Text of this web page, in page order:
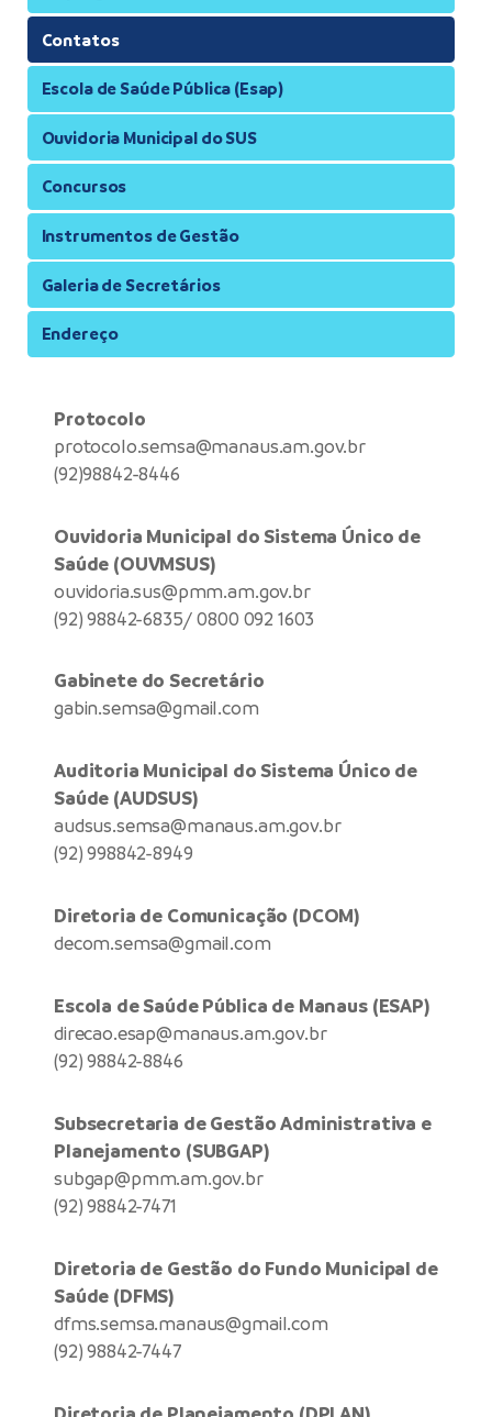
Contatos
Escola de Saúde Pública (Esap)
Ouvidoria Municipal do SUS
Concursos
Instrumentos de Gestão
Galeria de Secretários
Endereço
Protocolo
protocolo.semsa@manaus.am.gov.br
(92)98842-8446
Ouvidoria Municipal do Sistema Único de
Saúde (OUVMSUS)
ouvidoria.sus@pmm.am.gov.br
(92) 98842-6835/ 0800 092 1603
Gabinete do Secretário
gabin.semsa@gmail.com
Auditoria Municipal do Sistema Único de
Saúde (AUDSUS)
audsus.semsa@manaus.am.gov.br
(92) 998842-8949
Diretoria de Comunicação (DCOM)
decom.semsa@gmail.com
Escola de Saúde Pública de Manaus (ESAP)
direcao.esap@manaus.am.gov.br
(92) 98842-8846
Subsecretaria de Gestão Administrativa e
Planejamento (SUBGAP)
subgap@pmm.am.gov.br
(92) 98842-7471
Diretoria de Gestão do Fundo Municipal de
Saúde (DFMS)
dfms.semsa.manaus@gmail.com
(92) 98842-7447